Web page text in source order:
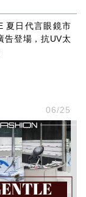
夏日代言眼鏡市
告登場，抗UV太
06/25